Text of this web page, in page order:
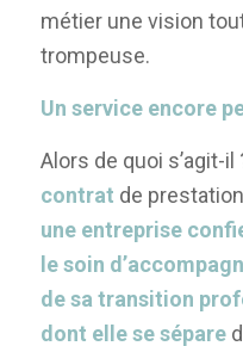
métier une vision
trompeuse.
Un service encore
Alors de quoi s’agit-il
contrat de
une entreprise
le soin
de sa transition
dont elle se sépare